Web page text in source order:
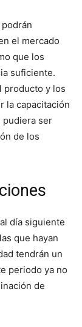
el mercado
que los
suficiente.
producto y los
la capacitación
pudiera ser
de los
día siguiente
que hayan
tendrán un
periodo ya no
de